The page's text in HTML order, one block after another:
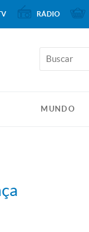
MUNDO
RÁDIO